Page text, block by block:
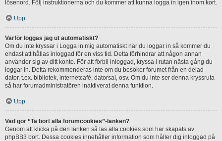
lösenord. Följ instruktionerna och du kommer att kunna logga in igen inom kort.
Upp
Varför loggas jag ut automatiskt?
Om du inte kryssar i Logga in mig automatiskt när du loggar in så kommer du
endast att hållas inloggad för en viss tid. Detta förhindrar att någon annan
använder sig av ditt konto. För att förbli inloggad, kryssa i rutan nästa gång du
loggar in. Detta rekommenderas inte om du besöker forumet från en delad
dator, t.ex. bibliotek, internetcafé, datorsal, osv. Om du inte ser denna kryssruta
så har forumadministratören inaktiverat denna funktion.
Upp
Vad gör “Ta bort alla forumcookies”-länken?
Genom att klicka på den länken så tas alla cookies som har skapats av
phpBB3 bort. Dessa cookies innehåller information som håller dig inloggad på